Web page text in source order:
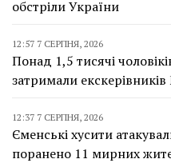
обстріли України
12:57 7 СЕРПНЯ, 2026
Понад 1,5 тисячі
затримали
12:37 7 СЕРПНЯ, 2026
Єменські хусити
поранено 11 мирних